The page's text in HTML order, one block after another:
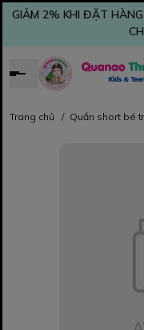
GIẢM 2% KHI ĐẶT
Trang chủ / Quần short bé